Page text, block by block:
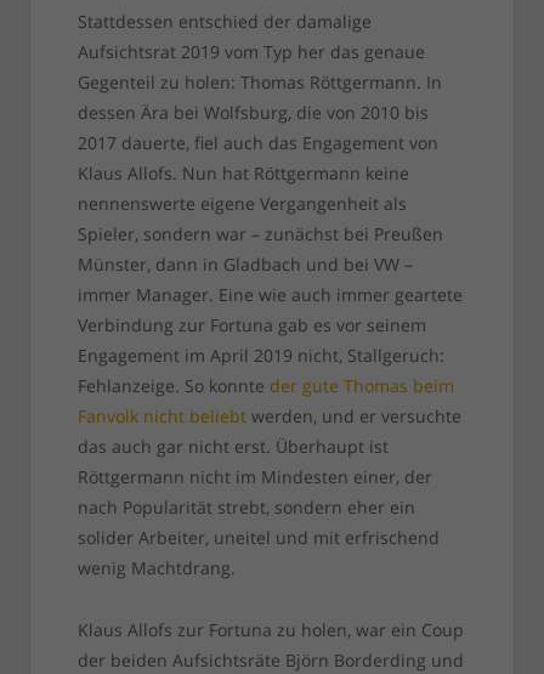
Stattdessen entschied der damalige
Aufsichtsrat 2019 vom Typ her das genaue
Gegenteil zu holen: Thomas Röttgermann. In
dessen Ära bei Wolfsburg, die von 2010 bis
2017 dauerte, fiel auch das Engagement von
Klaus Allofs. Nun hat Röttgermann keine
nennenswerte eigene Vergangenheit als
Spieler, sondern war – zunächst bei Preußen
Münster, dann in Gladbach und bei VW –
immer Manager. Eine wie auch immer geartete
Verbindung zur Fortuna gab es vor seinem
Engagement im April 2019 nicht, Stallgeruch:
Fehlanzeige. So konnte der gute Thomas beim
Fanvolk nicht beliebtwerden, und er versuchte
das auch gar nicht erst. Überhaupt ist
Röttgermann nicht im Mindesten einer, der
nach Popularität strebt, sondern eher ein
solider Arbeiter, uneitel und mit erfrischend
wenig Machtdrang.
Klaus Allofs zur Fortuna zu holen, war ein Coup
der beiden Aufsichtsräte Björn Borderding und